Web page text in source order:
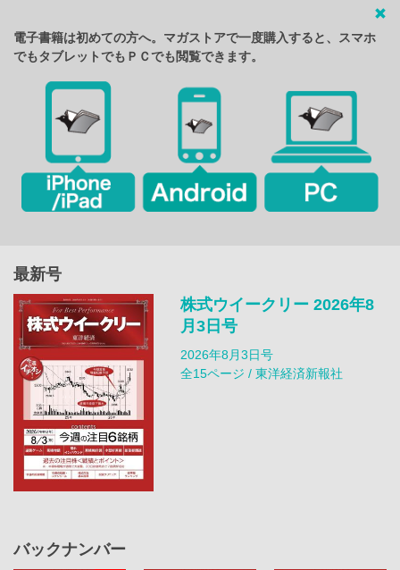
電子書籍は初めての方へ。マガストアで一度購入すると、スマホ
でもタブレットでもＰＣでも閲覧できます。
最新号
株式ウイークリー 2026年8
月3日号
2026年8月3日号
全15ページ / 東洋経済新報社
バックナンバー